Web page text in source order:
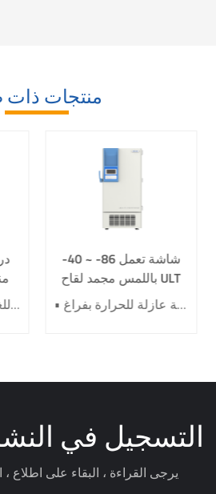
منتجات ذات
• نظام تحكم في درجة الحرارة عالي الدقة • نظام تبريد قوي • نظام عزل حراري فعال • نظام إنذار مسموع ومرئي • فريزر منخفض للغاية منخفض التكلفة
-40 ~ -86 شاشة تعمل
باللمس مجمد لقاح ULT
DW-HL398 / SA
• التبريد المستهدف • التبريد السريع • توفير الطاقة وصديق للبيئة • حائز على الجائزة الثانية ضمن جائزة الدولة للاختراعات التكنولوجية • صفيحة عازلة للحرارة بفراغ VIP • لتخزين لقاح COVID-19
التسجيل في
يرجى القراءة ، البقاء على اطلاع